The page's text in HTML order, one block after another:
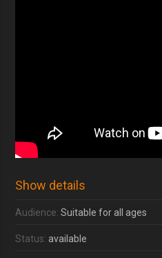
Show details
Audience:Suitable for all ages
Status: available